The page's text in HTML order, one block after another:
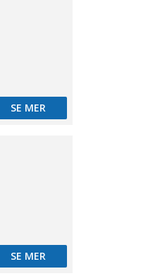
SE MER
SE MER